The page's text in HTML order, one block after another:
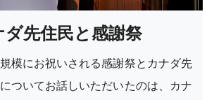
ダ先住民と感謝祭
模にお祝いされる感謝祭とカナダ先
ついてお話しいただいたのは、カナ